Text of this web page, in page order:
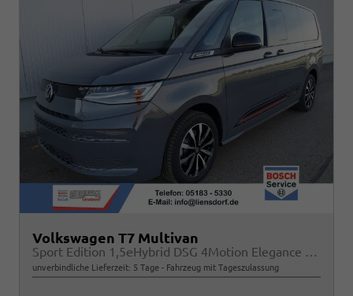
Volkswagen T7 Multivan
unverbindliche Lieferzeit: 5 Tage Fahrzeug mit Tageszulassung